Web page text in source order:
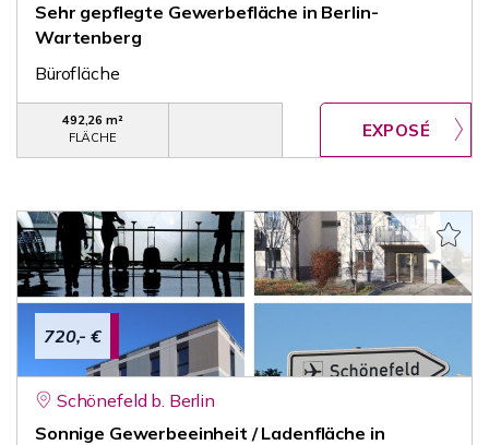
Sehr gepflegte Gewerbefläche in Berlin-
Wartenberg
Bürofläche
492,26 m²
FLÄCHE
720,- €
Schönefeld b. Berlin
Sonnige Gewerbeeinheit / Ladenfläche in